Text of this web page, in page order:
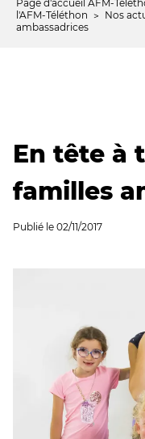
Fil
d'Ariane
Page d'accueil AFM-
l'AFM-Téléthon
Nos
ambassadrices
En tête à
familles
Publié le 02/11/2017